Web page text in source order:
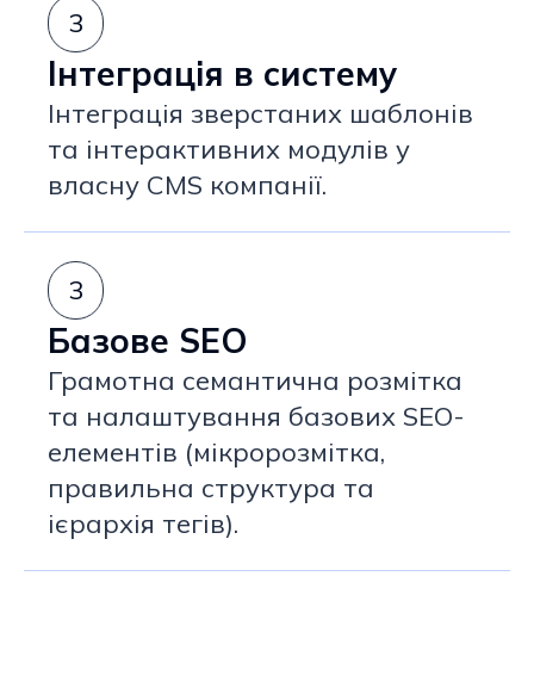
3
Інтеграція в систему
Інтеграція зверстаних шаблонів
та інтерактивних модулів у
власну CMS компанії.
3
Базове SEO
Грамотна семантична розмітка
та налаштування базових SEO-
елементів (мікророзмітка,
правильна структура та
ієрархія тегів).